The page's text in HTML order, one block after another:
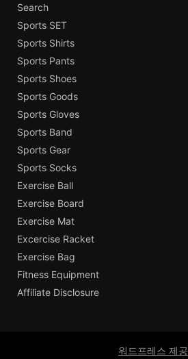
Search
Sports SET
Sports Shirts
Sports Pants
Sports Shoes
Sports Goods
Sports Gloves
Sports Band
Sports Gear
Sports Socks
Exercise Ball
Exercise Board
Exercise Mat
Excercise Racket
Exercise Bag
Fitness Equipment
Affiliate Disclosure
워드프레스 제공